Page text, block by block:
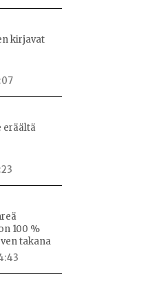
kirjavat
eräältä
100 %
takana